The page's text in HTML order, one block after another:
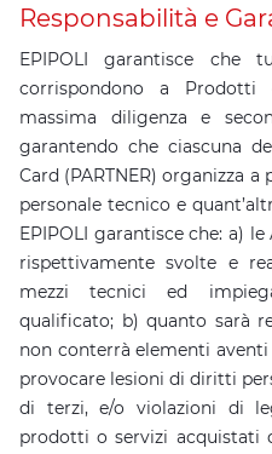
Responsabilità e
EPIPOLI garantisce
corrispondono a
massima diligenza e
garantendo che ciascuna
Card (PARTNER) organizza
personale tecnico e
EPIPOLI garantisce che: a)
rispettivamente svolte e
mezzi tecnici ed
qualificato; b) quanto sarà
non conterrà elementi
provocare lesioni di diritti
di terzi, e/o violazioni di
prodotti o servizi acquistati